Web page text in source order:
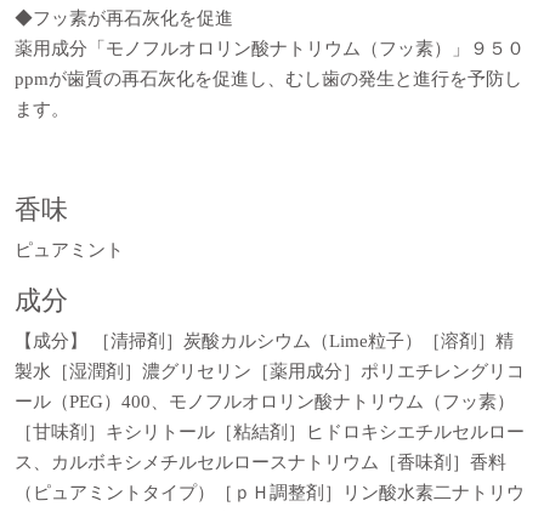
◆フッ素が再石灰化を促進
薬用成分「モノフルオロリン酸ナトリウム（フッ素）」９５０
ppmが歯質の再石灰化を促進し、むし歯の発生と進行を予防し
ます。
香味
ピュアミント
成分
【成分】 ［清掃剤］炭酸カルシウム（Lime粒子）［溶剤］精
製水［湿潤剤］濃グリセリン［薬用成分］ポリエチレングリコ
ール（PEG）400、モノフルオロリン酸ナトリウム（フッ素）
［甘味剤］キシリトール［粘結剤］ヒドロキシエチルセルロー
ス、カルボキシメチルセルロースナトリウム［香味剤］香料
（ピュアミントタイプ）［ｐＨ調整剤］リン酸水素二ナトリウ